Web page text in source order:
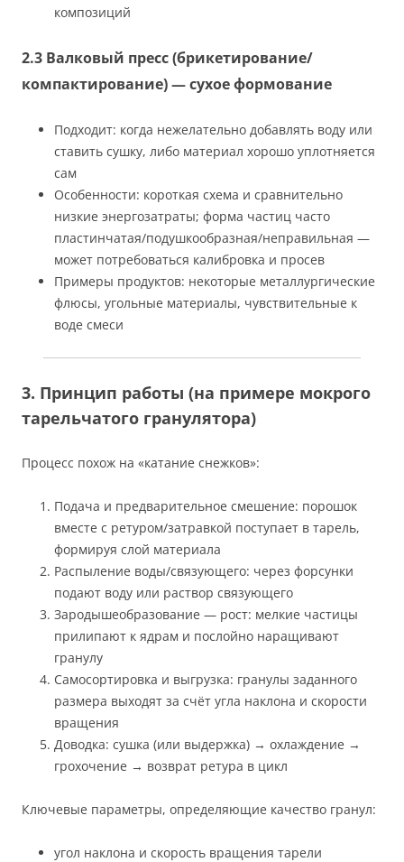
композиций
2.3 Валковый пресс (брикетирование/
компактирование) — сухое формование
Подходит: когда нежелательно добавлять воду или
ставить сушку, либо материал хорошо уплотняется
сам
Особенности: короткая схема и сравнительно
низкие энергозатраты; форма частиц часто
пластинчатая/подушкообразная/неправильная —
может потребоваться калибровка и просев
Примеры продуктов: некоторые металлургические
флюсы, угольные материалы, чувствительные к
воде смеси
3. Принцип работы (на примере мокрого
тарельчатого гранулятора)
Процесс похож на «катание снежков»:
Подача и предварительное смешение: порошок
вместе с ретуром/затравкой поступает в тарель,
формируя слой материала
Распыление воды/связующего: через форсунки
подают воду или раствор связующего
Зародышеобразование — рост: мелкие частицы
прилипают к ядрам и послойно наращивают
гранулу
Самосортировка и выгрузка: гранулы заданного
размера выходят за счёт угла наклона и скорости
вращения
Доводка: сушка (или выдержка) → охлаждение →
грохочение → возврат ретура в цикл
Ключевые параметры, определяющие качество гранул:
угол наклона и скорость вращения тарели